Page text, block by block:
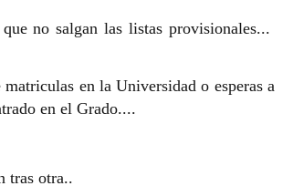
no salgan las listas provisionales...
en la Universidad o esperas a
en el Grado....
tras otra..